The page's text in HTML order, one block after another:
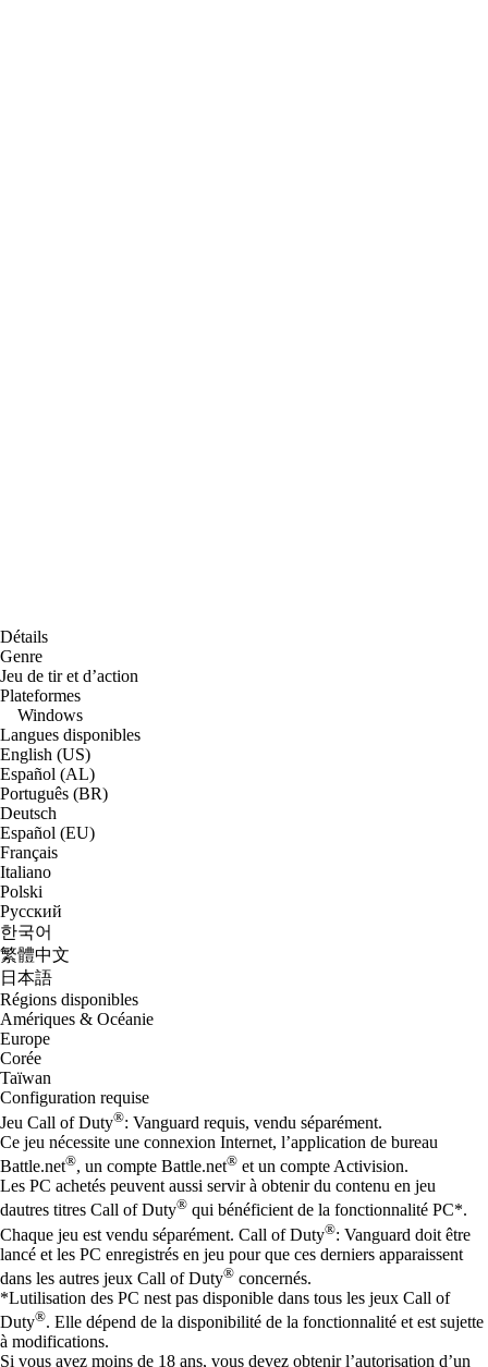
Détails
Genre
Jeu de tir et d’action
Plateformes
Windows
Langues disponibles
English (US)
Español (AL)
Português (BR)
Deutsch
Español (EU)
Français
Italiano
Polski
Русский
한국어
繁體中文
日本語
Régions disponibles
Amériques & Océanie
Europe
Corée
Taïwan
Configuration requise
Jeu Call of Duty®: Vanguard requis, vendu séparément.
Ce jeu nécessite une connexion Internet, l’application de bureau
Battle.net®, un compte Battle.net® et un compte Activision.
Les PC achetés peuvent aussi servir à obtenir du contenu en jeu
dautres titres Call of Duty® qui bénéficient de la fonctionnalité PC*.
Chaque jeu est vendu séparément. Call of Duty®: Vanguard doit être
lancé et les PC enregistrés en jeu pour que ces derniers apparaissent
dans les autres jeux Call of Duty® concernés.
*Lutilisation des PC nest pas disponible dans tous les jeux Call of
Duty®. Elle dépend de la disponibilité de la fonctionnalité et est sujette
à modifications.
Si vous avez moins de 18 ans, vous devez obtenir l’autorisation d’un